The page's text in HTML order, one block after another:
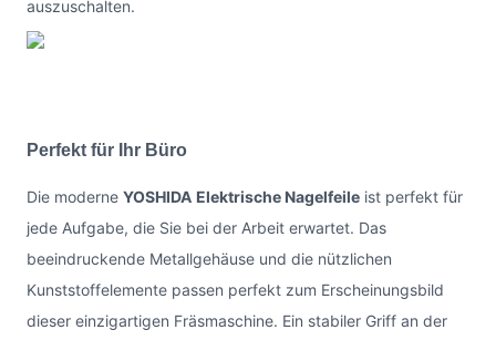
auszuschalten.
Perfekt für Ihr Büro
Die moderne YOSHIDA Elektrische Nagelfeile ist perfekt für
jede Aufgabe, die Sie bei der Arbeit erwartet. Das
beeindruckende Metallgehäuse und die nützlichen
Kunststoffelemente passen perfekt zum Erscheinungsbild
dieser einzigartigen Fräsmaschine. Ein stabiler Griff an der